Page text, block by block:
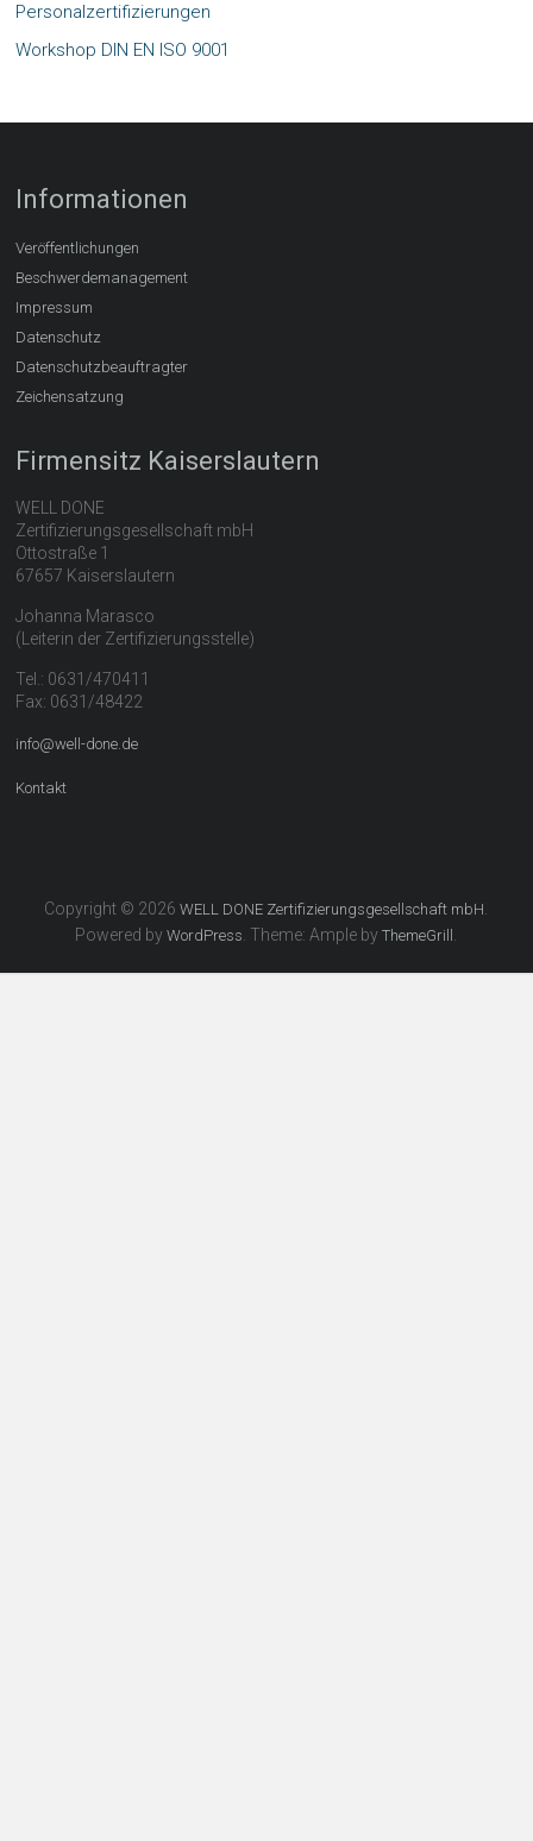
Personalzertifizierungen
Workshop DIN EN ISO 9001
Informationen
Veröffentlichungen
Beschwerdemanagement
Impressum
Datenschutz
Datenschutzbeauftragter
Zeichensatzung
Firmensitz Kaiserslautern
WELL DONE
Zertifizierungsgesellschaft mbH
Ottostraße 1
67657 Kaiserslautern
Johanna Marasco
(Leiterin der Zertifizierungsstelle)
Tel.: 0631/470411
Fax: 0631/48422
info@well-done.de
Kontakt
Copyright © 2026WELL DONE Zertifizierungsgesellschaft mbH
Powered byWordPress . Theme: Ample byThemeGrill